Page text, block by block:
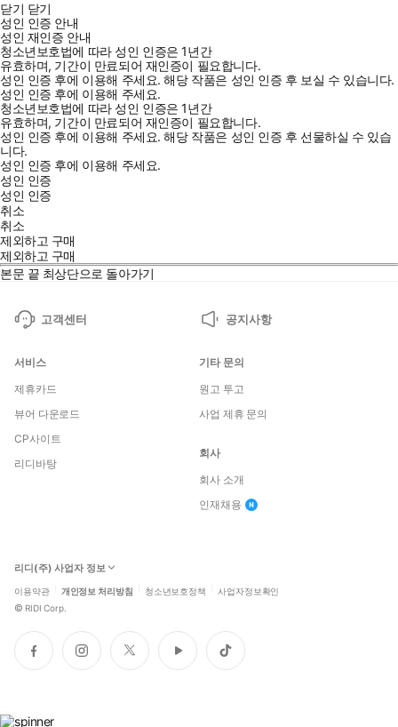
닫기 닫기
성인 인증 안내
성인 재인증 안내
청소년보호법에 따라 성인 인증은 1년간
유효하며, 기간이 만료되어 재인증이 필요합니다.
성인 인증 후에 이용해 주세요.해당 작품은 성인 인증 후 보실 수 있습니다.
성인 인증 후에 이용해 주세요.
청소년보호법에 따라 성인 인증은 1년간
유효하며, 기간이 만료되어 재인증이 필요합니다.
성인 인증 후에 이용해 주세요.해당 작품은 성인 인증 후 선물하실 수 있습
니다.
성인 인증 후에 이용해 주세요.
성인 인증
성인 인증
취소
취소
제외하고 구매
제외하고 구매
본문 끝 최상단으로 돌아가기
고객센터 공지사항
서비스
제휴카드
뷰어 다운로드
CP사이트
리디바탕
기타 문의
원고 투고
사업 제휴 문의
회사
회사 소개
인재채용
리디(주) 사업자 정보
이용약관 개인정보 처리방침 청소년보호정책 사업자정보확인
© RIDI Corp.
페
이
인
스
트
위
유
튜
틱
톡